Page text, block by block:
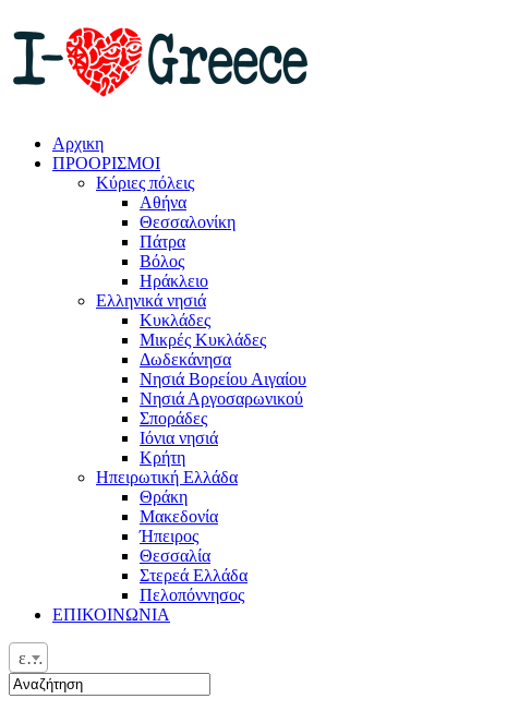
Αρχικη
ΠΡΟΟΡΙΣΜΟΙ
Κύριες πόλεις
Αθήνα
Θεσσαλονίκη
Πάτρα
Βόλος
Ηράκλειο
Ελληνικά νησιά
Κυκλάδες
Μικρές Κυκλάδες
Δωδεκάνησα
Νησιά Βορείου Αιγαίου
Νησιά Αργοσαρωνικού
Σποράδες
Ιόνια νησιά
Κρήτη
Ηπειρωτική Ελλάδα
Θράκη
Μακεδονία
Ήπειρος
Θεσσαλία
Στερεά Ελλάδα
Πελοπόννησος
ΕΠΙΚΟΙΝΩΝΙΑ
ελ